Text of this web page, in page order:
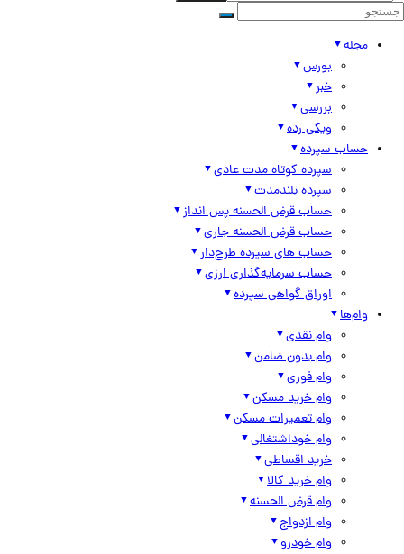
مجله
بورس
خبر
بررسی
ویکی رده
حساب سپرده
سپرده کوتاه مدت عادی
سپرده بلندمدت
حساب قرض الحسنه پس انداز
حساب قرض الحسنه جاری
حساب های سپرده طرح‌دار
حساب سرمایه‌گذاری ارزی
اوراق گواهی سپرده
وام‌ها
وام نقدی
وام بدون ضامن
وام فوری
وام خرید مسکن
وام تعمیرات مسکن
وام خوداشتغالی
خرید اقساطی
وام خرید کالا
وام قرض الحسنه
وام ازدواج
وام خودرو